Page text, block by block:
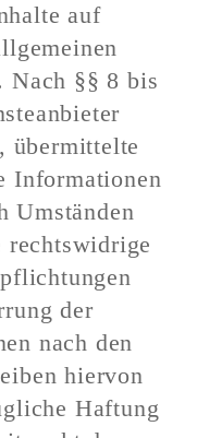
auf
Nach §§ 8 bis
übermittelte
Informationen
Umständen
rechtswidrige
der
nach den
hiervon
Haftung